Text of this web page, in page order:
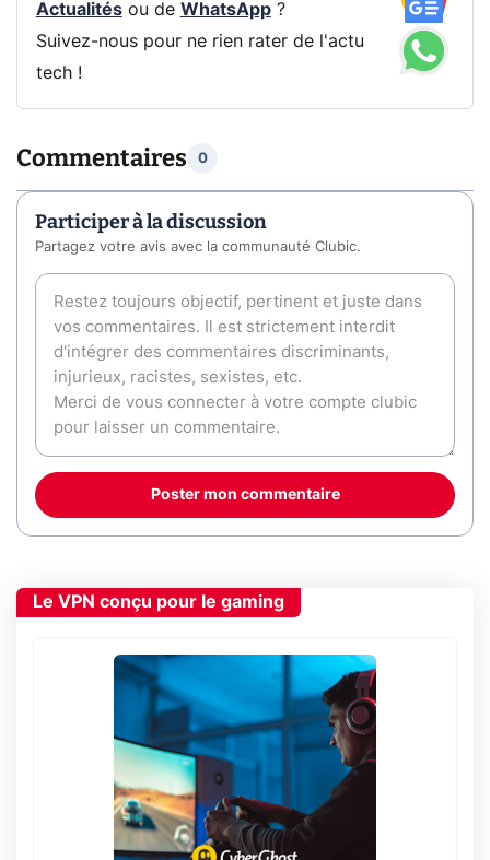
Actualitésou de WhatsApp?
Suivez-nous pour ne rien rater de l'actu
tech !
Commentaires 0
Participer à la discussion
Partagez votre avis avec la communauté Clubic.
Poster mon commentaire
Le VPN conçu pour le gaming